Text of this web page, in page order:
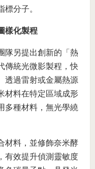
分子。
樣化製程
隊另提出創新的「熱
統光微影製程，快
透過雷射或金屬熱源
材料在特定區域成形
多種材料，無光學繞
材料，並修飾奈米酵
有效提升偵測靈敏度